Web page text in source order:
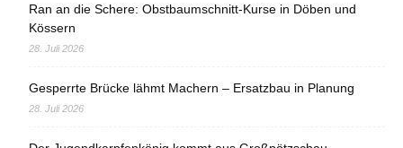
Ran an die Schere: Obstbaumschnitt-Kurse in Döben und
Kössern
28. Juli 2026
Gesperrte Brücke lähmt Machern – Ersatzbau in Planung
28. Juli 2026